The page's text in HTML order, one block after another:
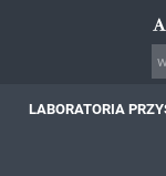
LABORATORIA